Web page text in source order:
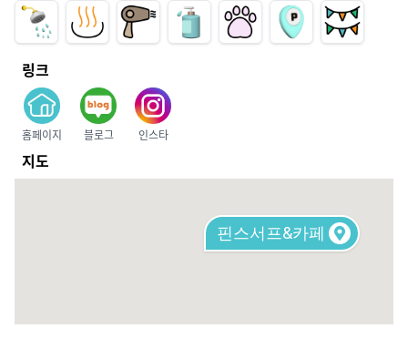
링크
홈페이지 블로그 인스타
지도
핀스서프&카페